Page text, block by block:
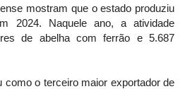
mostram que o estado produziu
2024. Naquele ano, a atividade
de abelha com ferrão e 5.687
como o terceiro maior exportador de